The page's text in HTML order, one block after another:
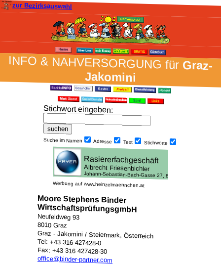
zur Bezirksauswahl
INFO & NAH­VER­SORG­UNG fürGraz-
Jakomini
Stich­wort ein­geben:
Suche im Namen Adresse Text Stich­worte
Werbung auf www.heinzelmaennchen.at
Moore Stephens Binder
WirtschaftsprüfungsgmbH
Neufeldweg 93
8010 Graz
Graz - Jakomini / Steiermark, Österreich
Tel: +43 316 427428-0
Fax: +43 316 427428-30
office@binder-partner.com